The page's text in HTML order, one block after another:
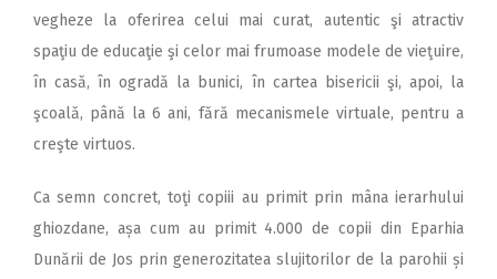
vegheze la oferirea celui mai curat, autentic şi atractiv
spaţiu de educaţie şi celor mai frumoase modele de vieţuire,
în casă, în ogradă la bunici, în cartea bisericii şi, apoi, la
şcoală, până la 6 ani, fără mecanismele virtuale, pentru a
creşte virtuos.
Ca semn concret, toţi copiii au primit prin mâna ierarhului
ghiozdane, așa cum au primit 4.000 de copii din Eparhia
Dunării de Jos prin generozitatea slujitorilor de la parohii și